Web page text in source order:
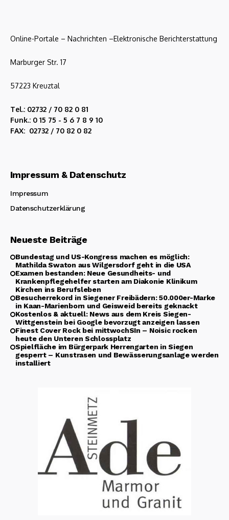
Online-Portale – Nachrichten –Elektronische Berichterstattung
Marburger Str. 17
57223 Kreuztal
Tel.: 02732 / 70 82 0 81
Funk.: 0 15 75 - 5 6 7 8 9 10
FAX: 02732 / 70 82 0 82
Impressum & Datenschutz
Impressum
Datenschutzerklärung
Neueste Beiträge
Bundestag und US-Kongress machen es möglich:
Mathilda Swaton aus Wilgersdorf geht in die USA
Examen bestanden: Neue Gesundheits- und
Krankenpflegehelfer starten am Diakonie Klinikum
Kirchen ins Berufsleben
Besucherrekord in Siegener Freibädern: 50.000er-Marke
in Kaan-Marienborn und Geisweid bereits geknackt
Kostenlos & aktuell: News aus dem Kreis Siegen-
Wittgenstein bei Google bevorzugt anzeigen lassen
Finest Cover Rock bei mittwochSIn – Noisic rocken
heute den Unteren Schlossplatz
Spielfläche im Bürgerpark Herrengarten in Siegen
gesperrt – Kunstrasen und Bewässerungsanlage werden
installiert